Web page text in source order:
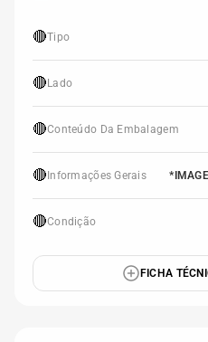
🔴Tipo
🔴 Lado
🔴Conteúdo Da Embalagem
🔴 Informações Gerais
🔴Condição
FICHA